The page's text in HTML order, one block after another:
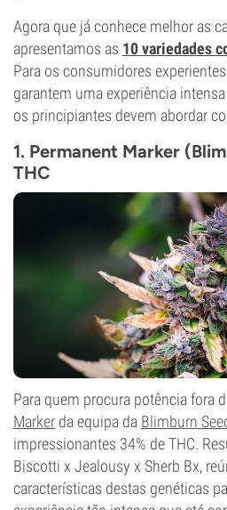
Agora que já conhece melhor as
apresentamos as 10 variedades
Para os consumidores
garantem uma experiência
os principiantes devem abordar
1. Permanent Marker
THC
Para quem procura potência fora
Marker da equipa da Blimburn
impressionantes 34% de THC.
Biscotti x Jealousy x Sherb Bx,
características destas genéticas